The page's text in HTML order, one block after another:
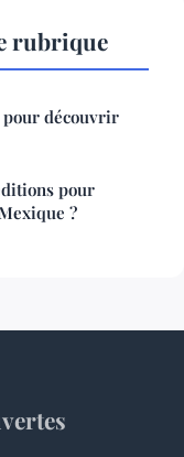
rubrique
découvrir
pour
?